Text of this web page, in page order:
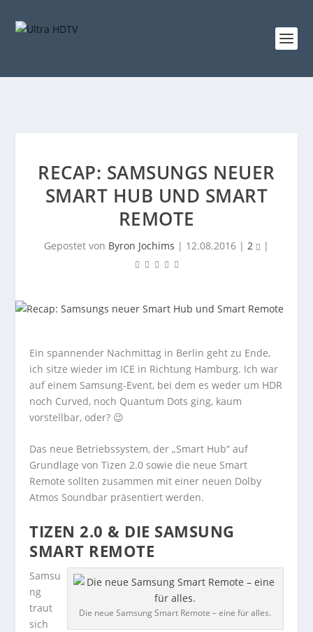
RECAP: SAMSUNGS NEUER
SMART HUB UND SMART
REMOTE
Gepostet von Byron Jochims | 12.08.2016 | 2 |
Ein spannender Nachmittag in Berlin geht zu Ende,
ich sitze wieder im ICE in Richtung Hamburg. Ich war
auf einem Samsung-Event, bei dem es weder um HDR
noch Curved, noch Quantum Dots ging, kaum
vorstellbar, oder? 😉
Das neue Betriebssystem, der „Smart Hub“ auf
Grundlage von Tizen 2.0 sowie die neue Smart
Remote sollten zusammen mit einer neuen Dolby
Atmos Soundbar präsentiert werden.
TIZEN 2.0 & DIE SAMSUNG
SMART REMOTE
Die neue Samsung Smart Remote – eine für alles.
Samsu
ng
traut
sich